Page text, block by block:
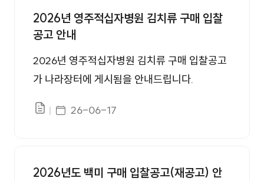
2026년 영주적십자병원 김치류 구매 입찰
공고 안내
2026년 영주적십자병원 김치류 구매 입찰공고
가 나라장터에 게시됨을 안내드립니다.
파일있음게시일자
26-06-17
2026년도 백미 구매 입찰공고(재공고) 안